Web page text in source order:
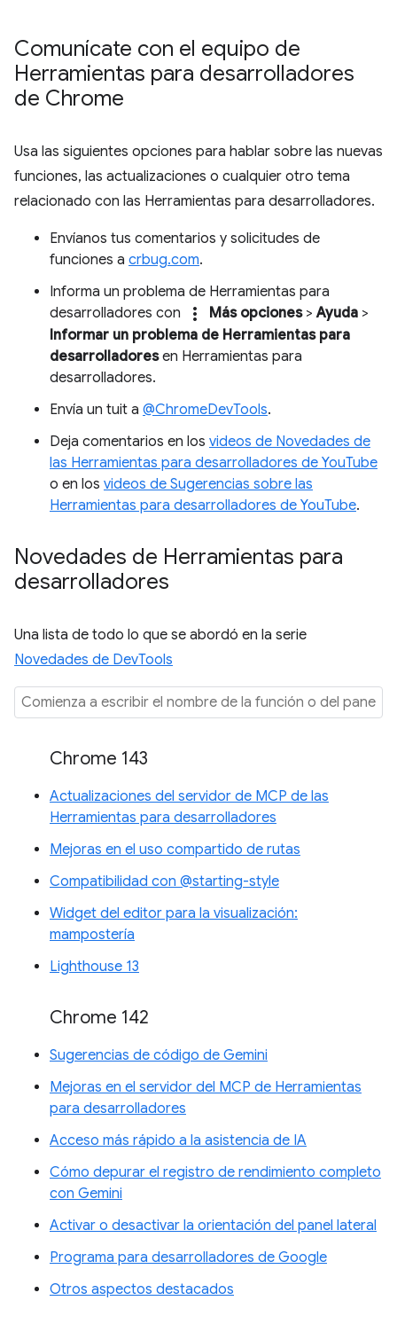
Comunícate con el equipo de
Herramientas para desarrolladores
de Chrome
Usa las siguientes opciones para hablar sobre las nuevas
funciones, las actualizaciones o cualquier otro tema
relacionado con las Herramientas para desarrolladores.
Envíanos tus comentarios y solicitudes de
funciones a crbug.com.
Informa un problema de Herramientas para
desarrolladores con
more_vert Más opciones>Ayuda >
Informar un problema de Herramientas para
desarrolladoresen Herramientas para
desarrolladores.
Envía un tuit a @ChromeDevTools.
Deja comentarios en los videos de Novedades de
las Herramientas para desarrolladores de YouTube
o en los videos de Sugerencias sobre las
Herramientas para desarrolladores de YouTube.
Novedades de Herramientas para
desarrolladores
Una lista de todo lo que se abordó en la serie
Novedades de DevTools
Chrome 143
Actualizaciones del servidor de MCP de las
Herramientas para desarrolladores
Mejoras en el uso compartido de rutas
Compatibilidad con @starting-style
Widget del editor para la visualización:
mampostería
Lighthouse 13
Chrome 142
Sugerencias de código de Gemini
Mejoras en el servidor del MCP de Herramientas
para desarrolladores
Acceso más rápido a la asistencia de IA
Cómo depurar el registro de rendimiento completo
con Gemini
Activar o desactivar la orientación del panel lateral
Programa para desarrolladores de Google
Otros aspectos destacados